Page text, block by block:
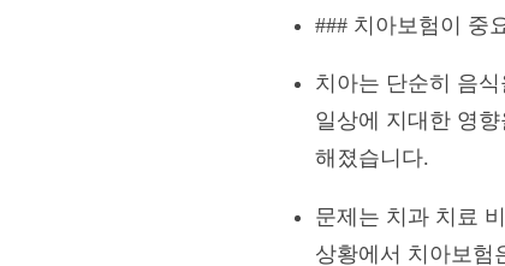
### 치아보험이 중
치아는 단순히 음
일상에 지대한 영
해졌습니다.
문제는 치과 치료
상황에서 치아보험